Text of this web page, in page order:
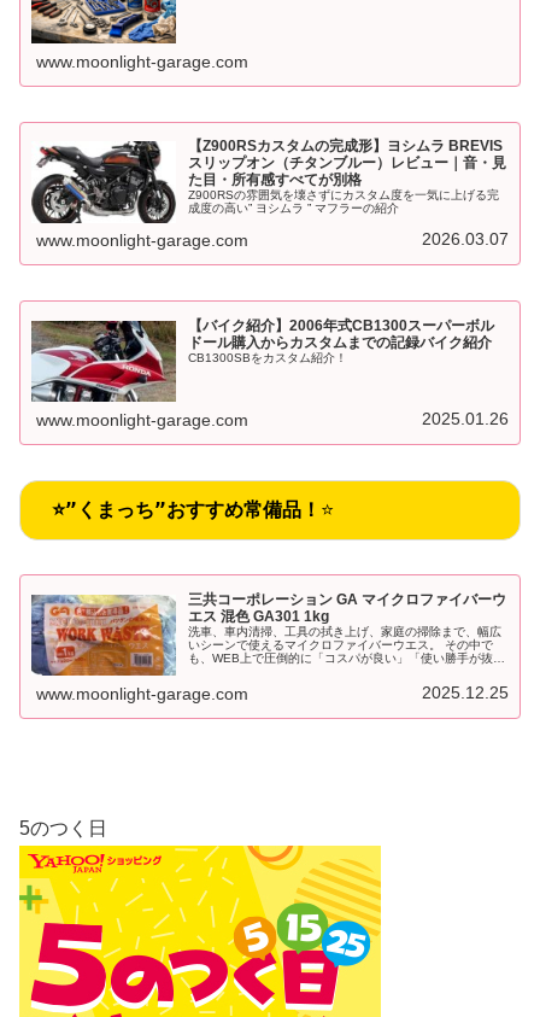
www.moonlight-garage.com
【Z900RSカスタムの完成形】ヨシムラ BREVIS
スリップオン（チタンブルー）レビュー｜音・見
た目・所有感すべてが別格
Z900RSの雰囲気を壊さずにカスタム度を一気に上げる完
成度の高い” ヨシムラ ” マフラーの紹介
www.moonlight-garage.com 2026.03.07
【バイク紹介】2006年式CB1300スーパーボル
ドール購入からカスタムまでの記録バイク紹介
CB1300SBをカスタム紹介！
www.moonlight-garage.com 2025.01.26
⭐”くまっち”おすすめ常備品！ ⭐
三共コーポレーション GA マイクロファイバーウ
エス 混色 GA301 1kg
洗車、車内清掃、工具の拭き上げ、家庭の掃除まで、幅広
いシーンで使えるマイクロファイバーウエス。 その中で
も、WEB上で圧倒的に「コスパが良い」「使い勝手が抜
クロファイバーウエス 混色 GA301 1kgです。
www.moonlight-garage.com 2025.12.25
5のつく日